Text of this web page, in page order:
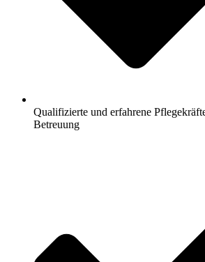
Qualifizierte und erfahrene
Betreuung